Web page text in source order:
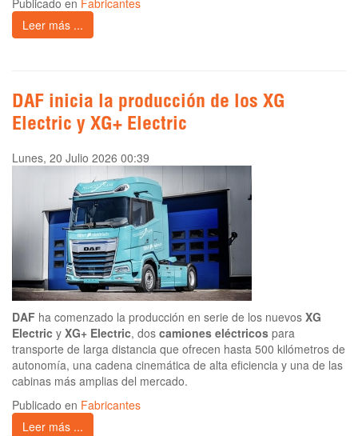
Publicado en Fabricantes
Leer más ...
DAF inicia la producción de los XG
Electric y XG+ Electric
Lunes, 20 Julio 2026 00:39
DAF ha comenzado la producción en serie de los nuevos XG
Electric y XG+ Electric, dos camiones eléctricos para
transporte de larga distancia que ofrecen hasta 500 kilómetros de
autonomía, una cadena cinemática de alta eficiencia y una de las
cabinas más amplias del mercado.
Publicado en Fabricantes
Leer más ...